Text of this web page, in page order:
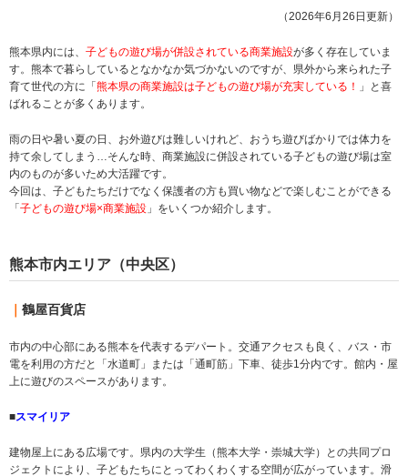
（2026年6月26日更新）
熊本県内には、 子どもの遊び場が併設されている商業施設が多く存在していま
す。熊本で暮らしているとなかなか気づかないのですが、県外から来られた子
育て世代の方に「熊本県の商業施設は子どもの遊び場が充実している！
」と喜
ばれることが多くあります。
雨の日や暑い夏の日、お外遊びは難しいけれど、おうち遊びばかりでは体力を
持て余してしまう…そんな時、商業施設に併設されている子どもの遊び場は室
内のものが多いため大活躍です。
今回は、子どもたちだけでなく保護者の方も買い物などで楽しむことができる
「子どもの遊び場×商業施設 」をいくつか紹介します。
熊本市内エリア（中央区）
｜ 鶴屋百貨店
市内の中心部にある熊本を代表するデパート。交通アクセスも良く、バス・市
電を利用の方だと「水道町」または「通町筋」下車、徒歩1分内です。館内・屋
上に遊びのスペースがあります。
■スマイリア
建物屋上にある広場です。県内の大学生（熊本大学・崇城大学）との共同プロ
ジェクトにより、子どもたちにとってわくわくする空間が広がっています。滑